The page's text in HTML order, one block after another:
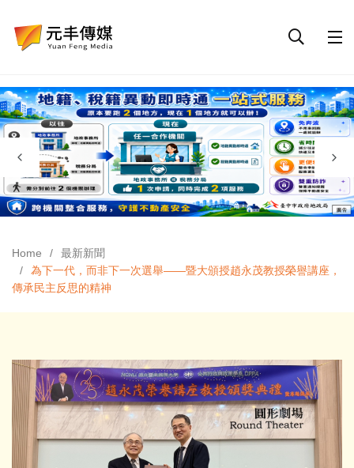
Home
最新新聞
為下一代，而非下一次選舉——暨大頒授趙永茂教授榮譽講座，
傳承民主反思的精神